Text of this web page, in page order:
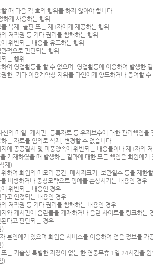
때 다음 각 호의 행위를 하지 않아야 합니다.
하게 사용하는 행위
복제, 출판 또는 제3자에게 제공하는 행위
저작권 등 기타 권리를 침해하는 행위
위반되는 내용을 유포하는 행위
적으로 판단되는 행위
는 행위
여 영업활동을 할 수 없으며, 영업활동에 이용하여 발생한
한, 기타 이용계약상 지위를 타인에게 양도하거나 증여할
의 메일, 게시판, 등록자료 등 유지보수에 대한 관리책임을
는 자료를 임의로 삭제, 변경할 수 없습니다.
에 공공질서 및 미풍양속에 위반되는 내용물이나 제3자의
게재하였을 때 발생하는 결과에 대한 모든 책임은 회원에게
제)
하여 회원의 메모리 공간, 메시지크기, 보관일수 등을 제
비방하거나 중상모략으로 명예를 손상시키는 내용인 경우
위반되는 내용인 경우
고 인정되는 내용인 경우
저작권 등 기타 권리를 침해하는 내용인 경우
와 게시판에 음란물을 게재하거나 음란 사이트를 링크하는
다고 판단되는 경우
)
본인에게 있으며 회원은 서비스를 이용하여 얻은 정보를
)
는 기술상 특별한 지장이 없는 한 연중무휴 1일 24시간을
)